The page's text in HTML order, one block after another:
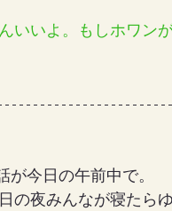
いいよ。もしホワン
が今日の午前中で。
の夜みんなが寝たら